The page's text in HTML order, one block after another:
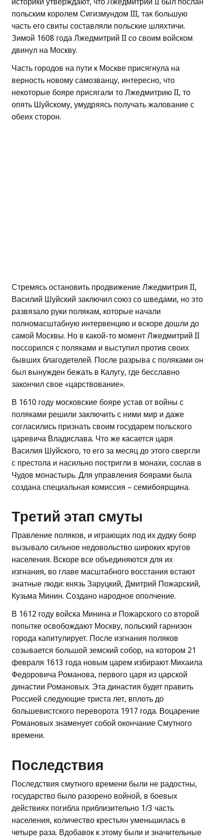
польским королем Сигизмундом III, так большую
часть его свиты составляли польские шляхтичи.
Зимой 1608 года Лжедмитрий II со своим войском
двинул на Москву.
Часть городов на пути к Москве присягнула на
верность новому самозванцу, интересно, что
некоторые бояре присягали то Лжедмитрию II, то
опять Шуйскому, умудряясь получать жалование с
обеих сторон.
Стремясь остановить продвижение Лжедмитрия II,
Василий Шуйский заключил союз со шведами, но это
развязало руки полякам, которые начали
полномасштабную интервенцию и вскоре дошли до
самой Москвы. Но в какой-то момент Лжедмитрий II
поссорился с поляками и выступил против своих
бывших благодетелей. После разрыва с поляками он
был вынужден бежать в Калугу, где бесславно
закончил свое «царствование».
В 1610 году московские бояре устав от войны с
поляками решили заключить с ними мир и даже
согласились признать своим государем польского
царевича Владислава. Что же касается царя
Василия Шуйского, то его за месяц до этого свергли
с престола и насильно постригли в монахи, сослав в
Чудов монастырь. Для управления боярами была
создана специальная комиссия – семибоярщина.
Третий этап смуты
Правление поляков, и играющих под их дудку бояр
вызывало сильное недовольство широких кругов
населения. Вскоре все объединяются для их
изгнания, во главе масштабного восстания встают
знатные люди: князь Заруцкий, Дмитрий Пожарский,
Кузьма Минин. Создано народное ополчение.
В 1612 году войска Минина и Пожарского со второй
попытке освобождают Москву, польский гарнизон
города капитулирует. После изгнания поляков
созывается большой земский собор, на котором 21
февраля 1613 года новым царем избирают Михаила
Федоровича Романова, первого царя из царской
династии Романовых. Эта династия будет править
Россией следующие триста лет, вплоть до
большевистского переворота 1917 года. Воцарение
Романовых знаменует собой окончание Смутного
времени.
Последствия
Последствия смутного времени были не радостны,
государство было разорено войной, в боевых
действиях погибла приблизительно 1/3 часть
населения, количество крестьян уменьшилась в
четыре раза. Вдобавок к этому были и значительные